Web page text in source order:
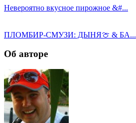
Невероятно вкусное пирожное &#...
ПЛОМБИР-СМУЗИ: ДЫНЯ🍈 & БА...
Об авторе